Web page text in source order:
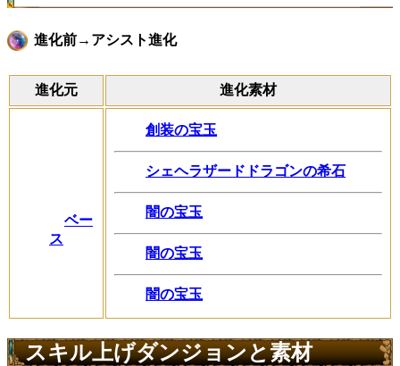
進化前→アシスト進化
進化元 進化素材
ベー
ス
創装の宝玉
シェヘラザードドラゴンの希石
闇の宝玉
闇の宝玉
闇の宝玉
スキル上げダンジョンと素材